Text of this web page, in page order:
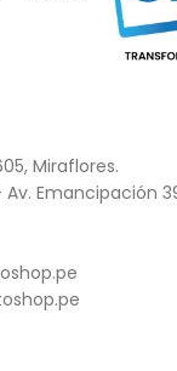
Miraflores.
Emancipación